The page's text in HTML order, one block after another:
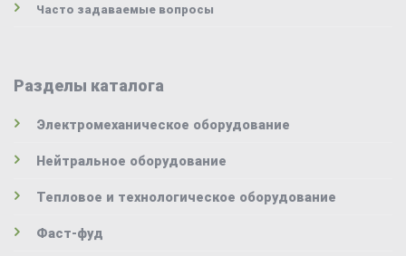
Часто задаваемые вопросы
Разделы каталога
Электромеханическое оборудование
Нейтральное оборудование
Тепловое и технологическое оборудование
Фаст-фуд